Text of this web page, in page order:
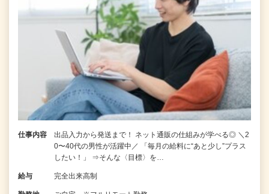
仕事内容
出品入力から発送まで！ ネット通販の仕組みが学べる◎ ＼2
0〜40代の男性が活躍中／ 「毎月の給料に“あと少し”プラス
したい！」 ⇒そんな〈目標〉を…
給与 完全出来高制